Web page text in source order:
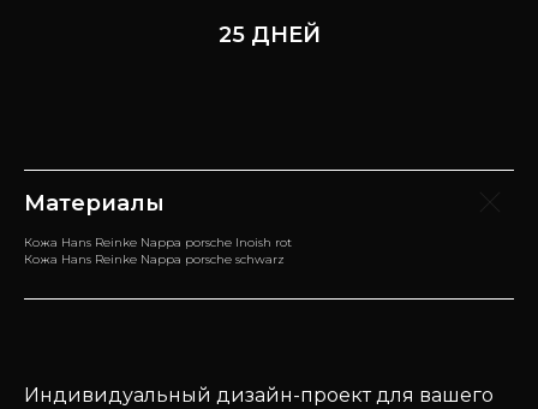
25 ДНЕЙ
Материалы
Кожа Hans Reinke Nappa porsche Inoish rot
Кожа Hans Reinke Nappa porsche schwarz
Индивидуальный дизайн-проект для вашего